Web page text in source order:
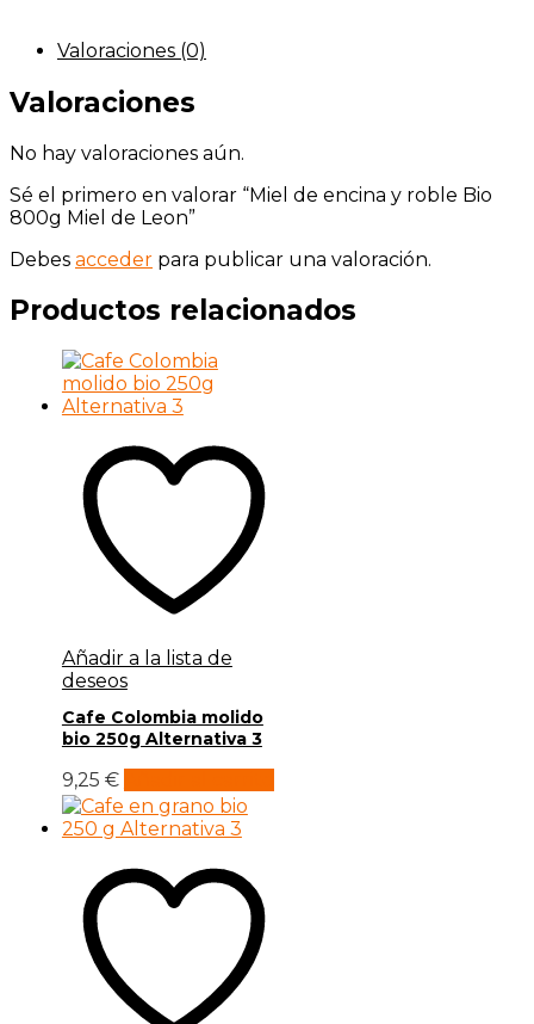
Valoraciones (0)
Valoraciones
No hay valoraciones aún.
Sé el primero en valorar “Miel de encina y roble Bio
800g Miel de Leon”
Debes acceder para publicar una valoración.
Productos relacionados
Añadir a la lista de
deseos
Cafe Colombia molido
bio 250g Alternativa 3
9,25 €